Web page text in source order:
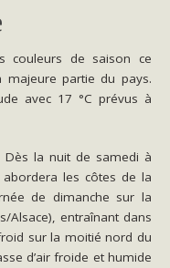
couleurs de saison ce
majeure partie du pays.
avec 17 °C prévus à
Dès la nuit de samedi à
les côtes de la
de dimanche sur la
Alsace), entraînant dans
sur la moitié nord du
d’air froide et humide